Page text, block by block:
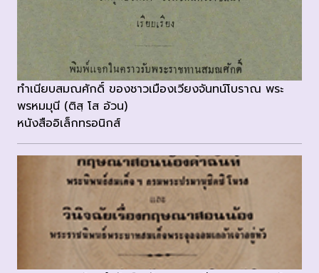
ทำเนียบสมณศักดิ์ ของชาวเมืองเวียงจันทน์โบราณ พระ
พรหมมุนี (ติสฺ โส อ้วน)
หนังสืออิเล็กทรอนิกส์